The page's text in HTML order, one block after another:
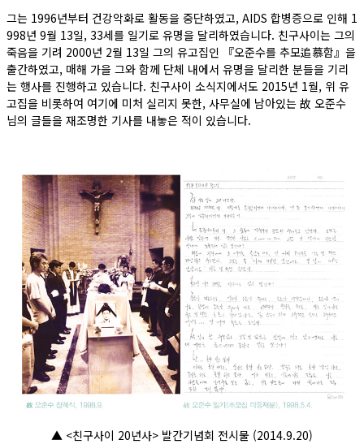
그는 1996년부터 건강악화로 활동을 중단하였고, AIDS 합병증으로 인해 1
998년 9월 13일, 33세를 일기로 유명을 달리하였습니다. 친구사이는 그의
죽음을 기려 2000년 2월 13일 그의 유고집인 『오준수를 추모追慕함』을
출간하였고, 매해 가을 그와 함께 단체 내에서 유명을 달리한 분들을 기리
는 행사를 진행하고 있습니다. 친구사이 소식지에서도 2015년 1월, 위 유
고집을 비롯하여 여기에 미처 실리지 못한, 사무실에 남아있는 故 오준수
님의 글들을 재조명한 기사를 내놓은 적이 있습니다.
▲ <친구사이 20년사> 발간기념회 전시물 (2014.9.20)